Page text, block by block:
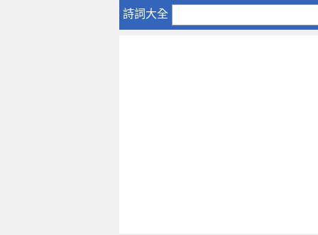
詩詞大全
全